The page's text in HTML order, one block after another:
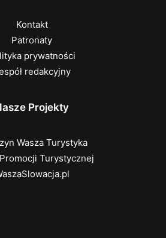
Kontakt
Patronaty
prywatności
redakcyjny
Projekty
Wasza Turystyka
Turystycznej